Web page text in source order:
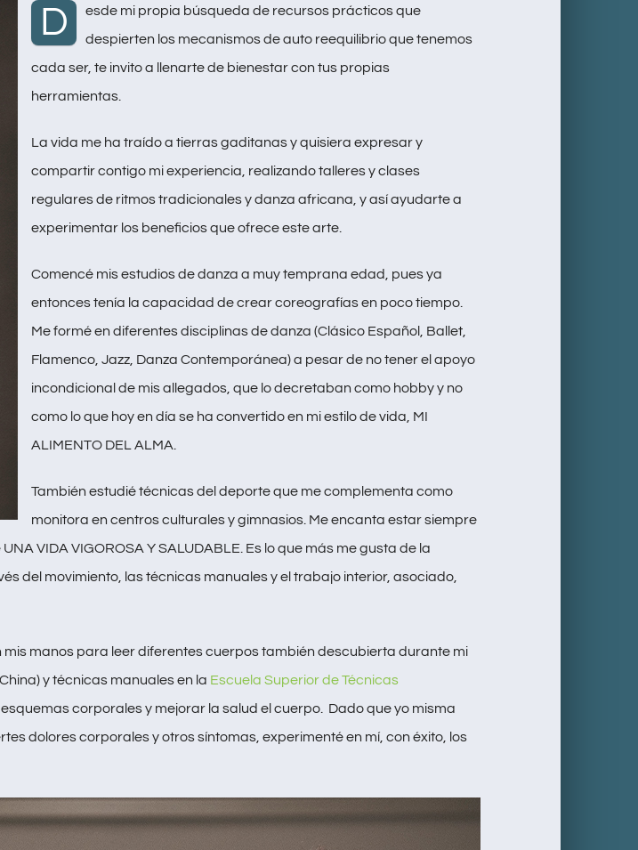
D
esde mi propia búsqueda de recursos prácticos que
despierten los mecanismos de auto reequilibrio que tenemos
cada ser, te invito a llenarte de bienestar con tus propias
herramientas.
La vida me ha traído a tierras gaditanas y quisiera expresar y
compartir contigo mi experiencia, realizando talleres y clases
regulares de ritmos tradicionales y danza africana, y así ayudarte a
experimentar los beneficios que ofrece este arte.
Comencé mis estudios de danza a muy temprana edad, pues ya
entonces tenía la capacidad de crear coreografías en poco tiempo.
Me formé en diferentes disciplinas de danza (Clásico Español, Ballet,
Flamenco, Jazz, Danza Contemporánea) a pesar de no tener el apoyo
incondicional de mis allegados, que lo decretaban como hobby y no
como lo que hoy en día se ha convertido en mi estilo de vida, MI
ALIMENTO DEL ALMA.
También estudié técnicas del deporte que me complementa como
monitora en centros culturales y gimnasios. Me encanta estar siempre
VIDA VIGOROSA Y SALUDABLE. Es lo que más me gusta de la
del movimiento, las técnicas manuales y el trabajo interior, asociado,
manos para leer diferentes cuerpos también descubierta durante mi
y técnicas manuales en la Escuela Superior de Técnicas
corporales y mejorar la salud el cuerpo. Dado que yo misma
dolores corporales y otros síntomas, experimenté en mí, con éxito, los